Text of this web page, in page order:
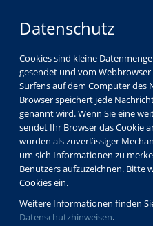
Datenschutz
Cookies sind kleine
gesendet und vom
Surfens auf dem Computer des
Browser speichert jede
genannt wird. Wenn Sie eine
sendet Ihr Browser das Cookie
wurden als zuverlässiger
um sich Informationen zu
Benutzers aufzuzeichnen. Bitte
Cookies ein.
Weitere Informationen finden
Datenschutzhinweisen.
Programm
Entspannung/
Stressbewältigung/